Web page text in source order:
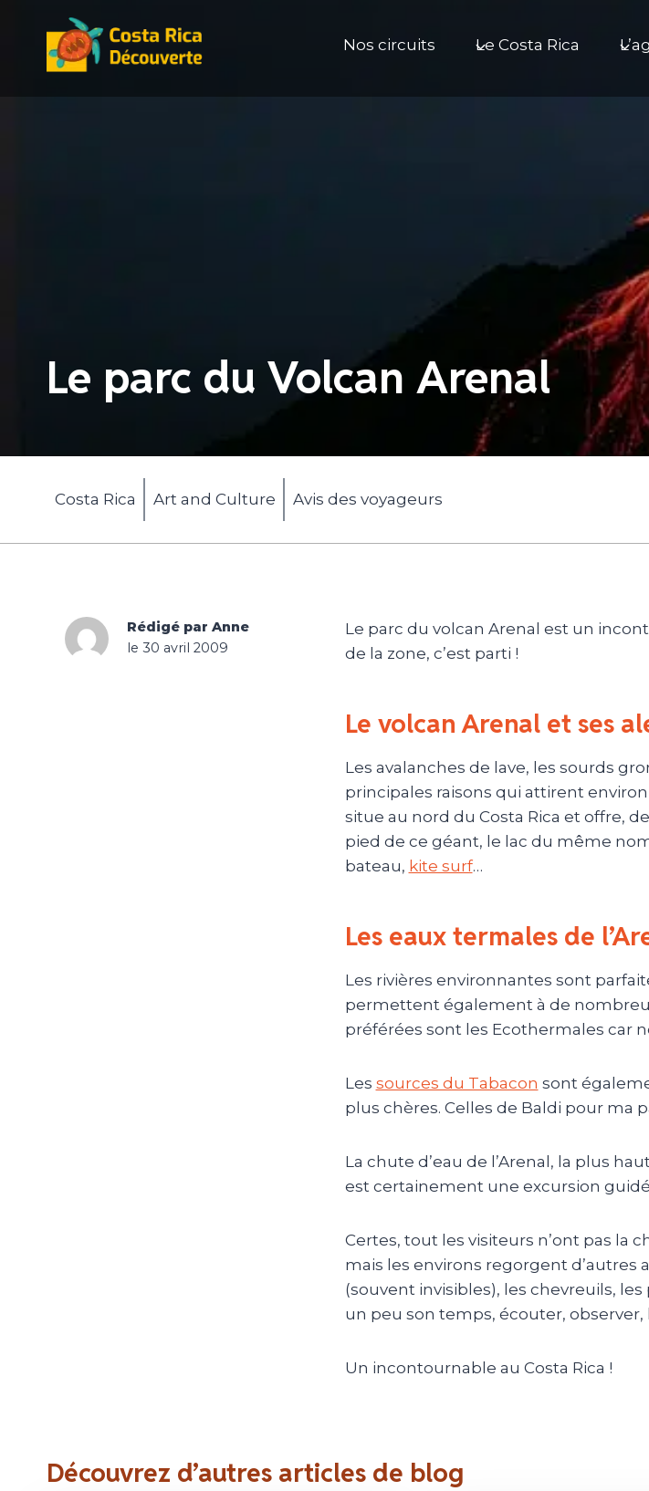
contenu
Nos circuits Le Costa Rica
Le parc du Volcan Arenal
Costa Rica Art and Culture Avis des voyageurs
Rédigé par Anne
le 30 avril 2009
Le parc du volcan Arenal est un
de la zone, c’est parti !
Le volcan Arenal et ses
Les avalanches de lave, les sourds
principales raisons qui attirent
situe au nord du Costa Rica et offre,
pied de ce géant, le lac du même
bateau, kite surf…
Les eaux termales de
Les rivières environnantes sont
permettent également à de
préférées sont les Ecothermales car
Les sources du Tabacon sont
plus chères. Celles de Baldi pour ma
La chute d’eau de l’Arenal, la plus
est certainement une excursion
Certes, tout les visiteurs n’ont pas la
mais les environs regorgent d’autres
(souvent invisibles), les chevreuils,
un peu son temps, écouter, observer,
Un incontournable au Costa Rica !
Découvrez d’autres articles de blog